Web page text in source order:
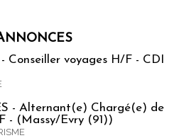
Conseiller voyages H/F - CDI
- Alternant(e) Chargé(e) de
- (Massy/Evry (91))